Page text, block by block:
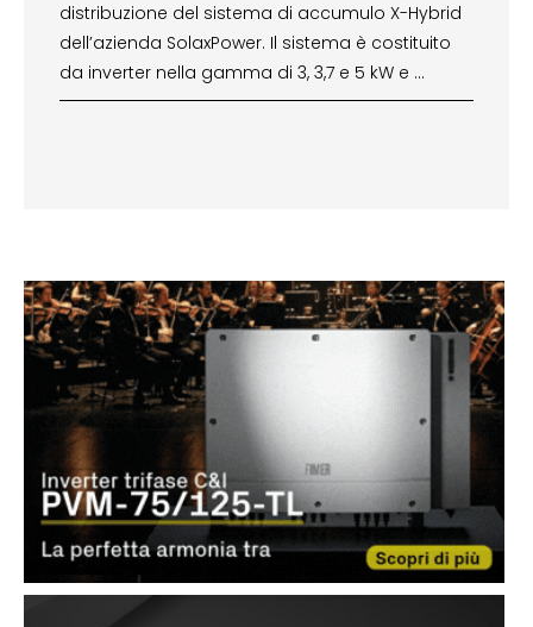
distribuzione del sistema di accumulo X-Hybrid
dell’azienda SolaxPower. Il sistema è costituito
da inverter nella gamma di 3, 3,7 e 5 kW e …